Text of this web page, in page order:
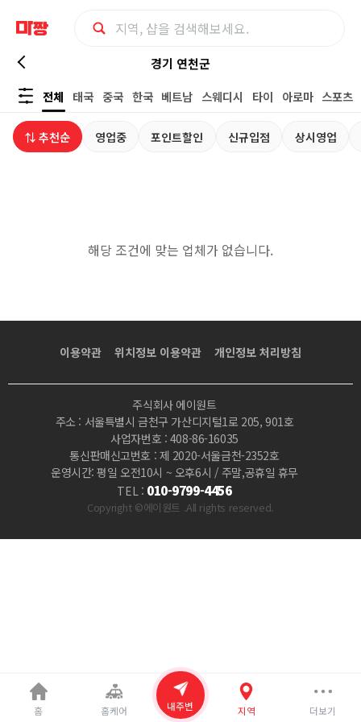
경
기
연
업
경기 연천군
전체
태국 중국 한국 베트남 스웨디시 타이 아로마 스포츠
⇅ 추천순 영업중 포인트할인 신규입점 상시영업
해당 조건에 맞는 업체가 없습니다.
이용약관 위치정보 이용약관 개인정보 처리방침
주식회사 에이원트
주소 : 서울특별시 금천구 가산디지털1로 205, 901호
사업자번호 : 408-86-16035
통신판매신고번호 : 제 2020-서울금천-2352호
운영시간: 평일 오전10시 ~ 오후6시 / 주말,공휴일 휴무
TEL : 010-9799-4456
Copyright ©에이원트 .All rights reserved.
홈 홈케어 내주변 지역 더보기